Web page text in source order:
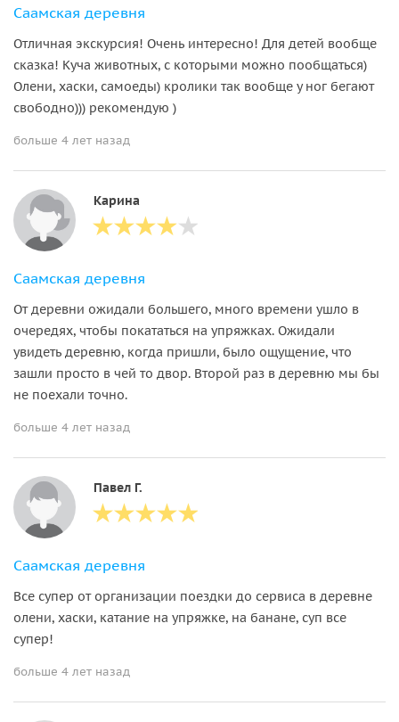
Саамская деревня
Отличная экскурсия! Очень интересно! Для детей вообще
сказка! Куча животных, с которыми можно пообщаться)
Олени, хаски, самоеды) кролики так вообще у ног бегают
свободно))) рекомендую )
больше 4 лет назад
Карина
Саамская деревня
От деревни ожидали большего, много времени ушло в
очередях, чтобы покататься на упряжках. Ожидали
увидеть деревню, когда пришли, было ощущение, что
зашли просто в чей то двор. Второй раз в деревню мы бы
не поехали точно.
больше 4 лет назад
Павел Г.
Саамская деревня
Все супер от организации поездки до сервиса в деревне
олени, хаски, катание на упряжке, на банане, суп все
супер!
больше 4 лет назад